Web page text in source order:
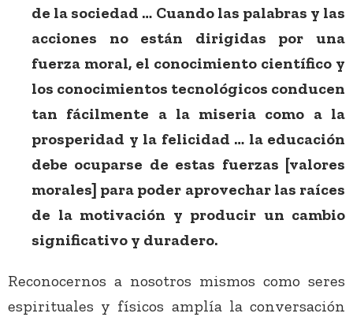
de la sociedad … Cuando las palabras y las
acciones no están dirigidas por una
fuerza moral, el conocimiento científico y
los conocimientos tecnológicos conducen
tan fácilmente a la miseria como a la
prosperidad y la felicidad … la educación
debe ocuparse de estas fuerzas [valores
morales] para poder aprovechar las raíces
de la motivación y producir un cambio
significativo y duradero.
Reconocernos a nosotros mismos como seres
espirituales y físicos amplía la conversación